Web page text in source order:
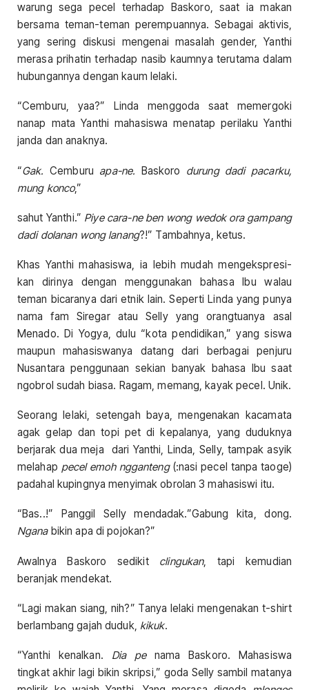
warung sega pecel terhadap Baskoro, saat ia makan
bersama teman-teman perempuannya. Sebagai aktivis,
yang sering diskusi mengenai masalah gender, Yanthi
merasa prihatin terhadap nasib kaumnya terutama dalam
hubungannya dengan kaum lelaki.
“Cemburu, yaa?” Linda menggoda saat memergoki
nanap mata Yanthi mahasiswa menatap perilaku Yanthi
janda dan anaknya.
“Gak.Cemburu apa-ne. Baskoro durung dadi pacarku,
mung konco,”
sahut Yanthi.” Piye cara-ne ben wong wedok ora gampang
dadi dolanan wong lanang?!” Tambahnya, ketus.
Khas Yanthi mahasiswa, ia lebih mudah mengekspresi-
kan dirinya dengan menggunakan bahasa Ibu walau
teman bicaranya dari etnik lain. Seperti Linda yang punya
nama fam Siregar atau Selly yang orangtuanya asal
Menado. Di Yogya, dulu “kota pendidikan,” yang siswa
maupun mahasiswanya datang dari berbagai penjuru
Nusantara penggunaan sekian banyak bahasa Ibu saat
ngobrol sudah biasa. Ragam, memang, kayak pecel. Unik.
Seorang lelaki, setengah baya, mengenakan kacamata
agak gelap dan topi pet di kepalanya, yang duduknya
berjarak dua meja dari Yanthi, Linda, Selly, tampak asyik
melahap pecel emoh ngganteng(:nasi pecel tanpa taoge)
padahal kupingnya menyimak obrolan 3 mahasiswi itu.
“Bas..!” Panggil Selly mendadak.”Gabung kita, dong.
Ngana bikin apa di pojokan?”
Awalnya Baskoro sedikit clingukan, tapi kemudian
beranjak mendekat.
“Lagi makan siang, nih?” Tanya lelaki mengenakan t-shirt
berlambang gajah duduk, kikuk.
“Yanthi kenalkan. Dia penama Baskoro. Mahasiswa
tingkat akhir lagi bikin skripsi,” goda Selly sambil matanya